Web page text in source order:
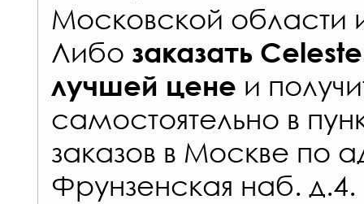
Московской области
Либо заказать
лучшей цене и
самостоятельно в
заказов в Москве по
Фрунзенская наб. д.4.